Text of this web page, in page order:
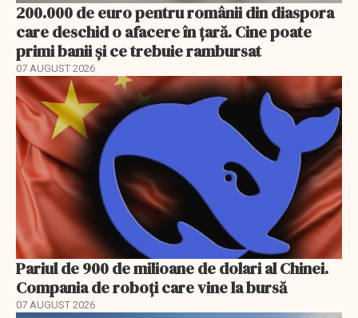
200.000 de euro pentru românii din diaspora
care deschid o afacere în țară. Cine poate
primi banii și ce trebuie rambursat
07 AUGUST 2026
Pariul de 900 de milioane de dolari al Chinei.
Compania de roboți care vine la bursă
07 AUGUST 2026